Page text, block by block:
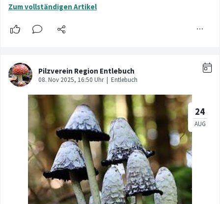
Zum vollständigen Artikel